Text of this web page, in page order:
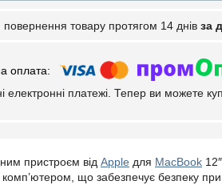
повернення товару протягом 14 днів за
електронні платежі. Тепер ви можете
пристроєм від Apple для MacBook
що забезпечує безпеку